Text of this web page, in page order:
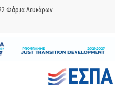
Φάρμα Λευκάρων